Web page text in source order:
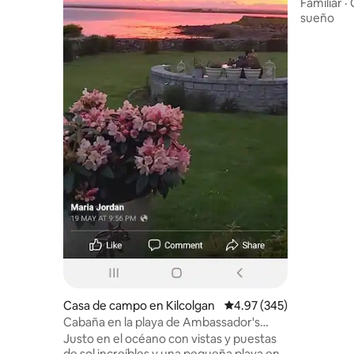
Casa de campo en Kilcolgan Calificación promedio:
4.97 (345)
Cabaña en la playa de Ambassador's
Beach Wild Atlantic Way
Justo en el océano con vistas y puestas
coche de
sueño